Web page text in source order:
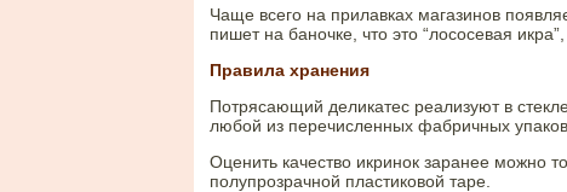
Чаще всего на прилавках магазинов
пишет на баночке, что это “лососевая
Правила хранения
Потрясающий деликатес реализуют в
любой из перечисленных фабричных
Оценить качество икринок заранее можно
полупрозрачной пластиковой таре.